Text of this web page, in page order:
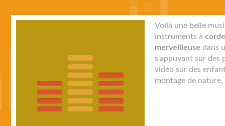
Voilà une belle
instruments à
merveilleuse dans
s'appuyant sur des
vidéo sur des
montage de